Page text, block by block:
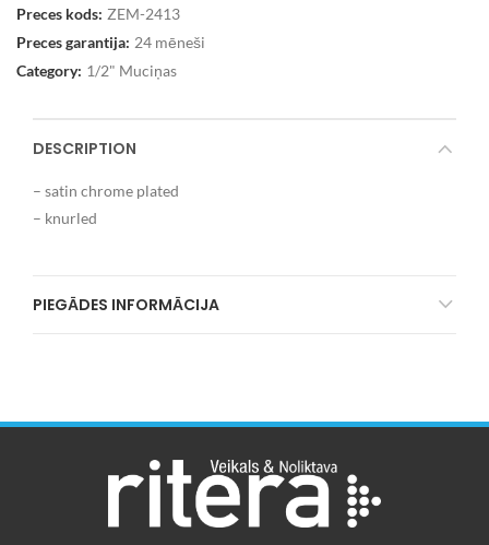
Preces kods: ZEM-2413
Preces garantija: 24 mēneši
Category: 1/2" Muciņas
DESCRIPTION
– satin chrome plated
– knurled
PIEGĀDES INFORMĀCIJA